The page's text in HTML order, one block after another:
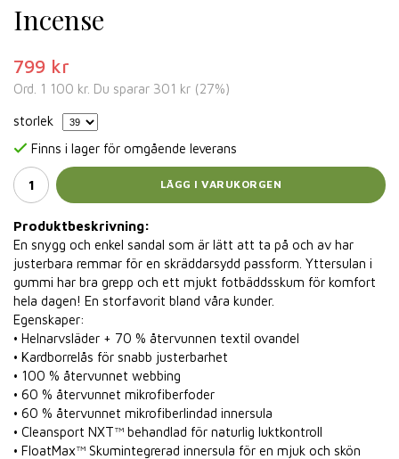
Incense
799 kr
Ord. 1 100 kr. Du sparar 301 kr (27%)
storlek
Finns i lager för omgående leverans
LÄGG I VARUKORGEN
Produktbeskrivning:
En snygg och enkel sandal som är lätt att ta på och av har
justerbara remmar för en skräddarsydd passform. Yttersulan i
gummi har bra grepp och ett mjukt fotbäddsskum för komfort
hela dagen! En storfavorit bland våra kunder.
Egenskaper:
• Helnarvsläder + 70 % återvunnen textil ovandel
• Kardborrelås för snabb justerbarhet
• 100 % återvunnet webbing
• 60 % återvunnet mikrofiberfoder
• 60 % återvunnet mikrofiberlindad innersula
• Cleansport NXT™ behandlad för naturlig luktkontroll
• FloatMax™ Skumintegrerad innersula för en mjuk och skön